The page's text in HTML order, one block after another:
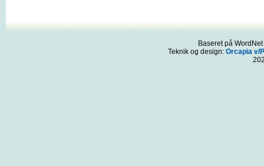
Baseret på
Teknik og design: Orcapia v/